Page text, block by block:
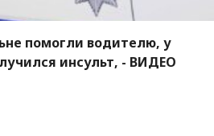
помогли водителю, у
инсульт, - ВИДЕО